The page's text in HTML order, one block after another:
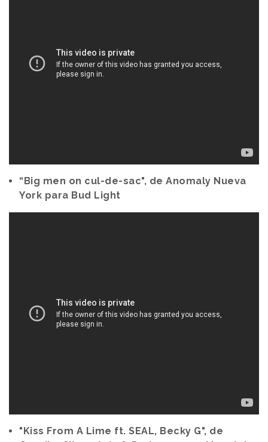
“Big men on cul-de-sac", de Anomaly Nueva
York para Bud Light
"Kiss From A Lime ft. SEAL, Becky G", de